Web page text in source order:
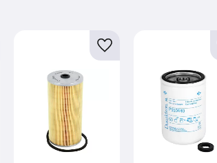
till i favoriter Lägg till i favoriter